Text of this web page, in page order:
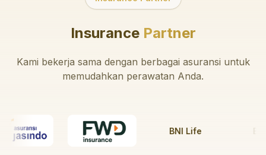
InsurancePartner
Kami bekerja sama dengan berbagai asuransi untuk
memudahkan perawatan Anda.
BNI Life BRI